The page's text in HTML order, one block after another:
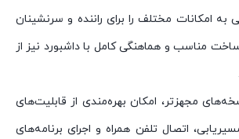
به امکانات مختلف را برای راننده و سرنشینان
مناسب و هماهنگی کامل با داشبورد نیز از
مجهزتر، امکان بهره‌مندی از قابلیت‌های
اتصال تلفن همراه و اجرای برنامه‌های